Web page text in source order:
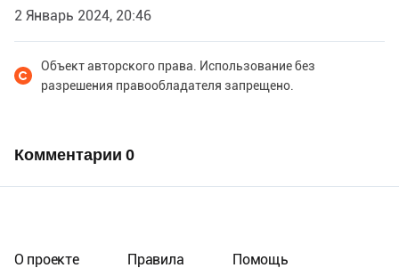
2 Январь 2024, 20:46
Объект авторского права. Использование без
разрешения правообладателя запрещено.
Комментарии 0
О проекте Правила Помощь